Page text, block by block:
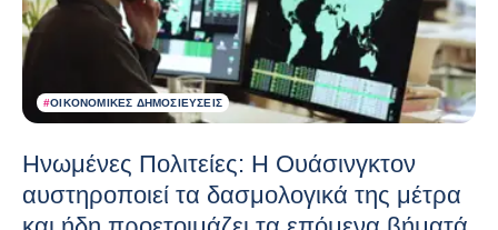
#ΟΙΚΟΝΟΜΙΚΈΣ ΔΗΜΟΣΙΕΎΣΕΙΣ
Ηνωμένες Πολιτείες: Η Ουάσινγκτον
αυστηροποιεί τα δασμολογικά της μέτρα